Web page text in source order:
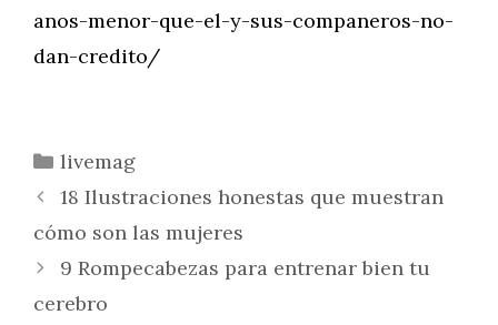
anos-menor-que-el-y-sus-companeros-no-
dan-credito/
Categorías
livemag
18 Ilustraciones honestas que muestran
cómo son las mujeres
9 Rompecabezas para entrenar bien tu
cerebro